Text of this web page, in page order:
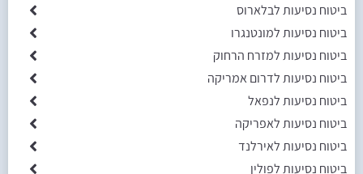
ביטוח נסיעות לבלארוס
ביטוח נסיעות למונטנגרו
ביטוח נסיעות למזרח הרחוק
ביטוח נסיעות לדרום אמריקה
ביטוח נסיעות לנפאל
ביטוח נסיעות לאפריקה
ביטוח נסיעות לאירלנד
ביטוח נסיעות לפולין